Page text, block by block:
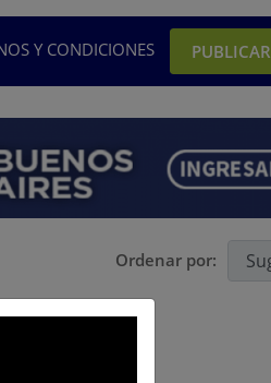
Y CONDICIONES PUBLICAR
Ordenar por: